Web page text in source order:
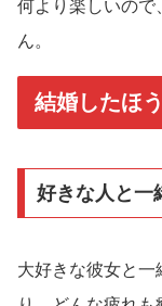
何より楽しいので
ん。
結婚したほ
好きな人と一
大好きな彼女と一